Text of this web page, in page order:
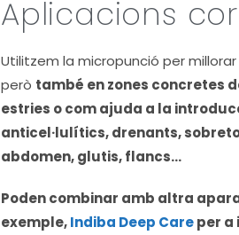
Aplicacions
Utilitzem la micropunció per
però també en zones concretes
estries o com ajuda a la
anticel·lulítics, drenants,
abdomen, glutis, flancs…
Poden combinar amb altra
exemple,Indiba Deep Careper a